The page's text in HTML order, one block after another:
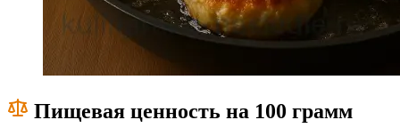
Пищевая ценность на 100 грамм